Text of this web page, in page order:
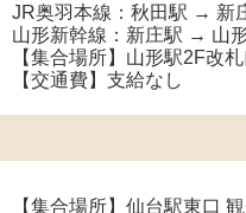
JR奥羽本線：秋田駅 → 新
山形新幹線：新庄駅 → 山
【集合場所】山形駅2F改
【交通費】支給なし
【集合場所】仙台駅東口